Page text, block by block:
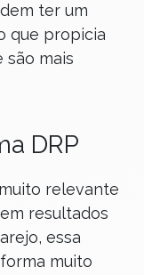
ter um
que propicia
mais
DRP
relevante
resultados
essa
muito